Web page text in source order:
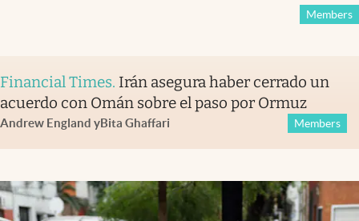
Members
Financial Times. Irán asegura haber cerrado un
acuerdo con Omán sobre el paso por Ormuz
Andrew England yBita Ghaffari Members